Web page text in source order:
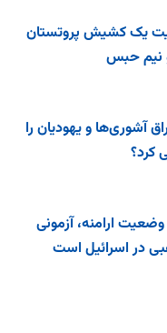
یک کشیش پروتستان
نیم حبس
آشوری‌ها و یهودیان را
کرد؟
ارامنه، آزمونی
در اسرائیل است